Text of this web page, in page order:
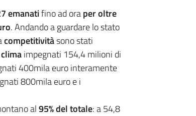
emanatifino ad oraper oltre
. Andando a guardare lo stato
competitivitàsono stati
impegnati 154,4 milioni di
400mila euro interamente
800mila euro e i
al95% del totale: a 54,8